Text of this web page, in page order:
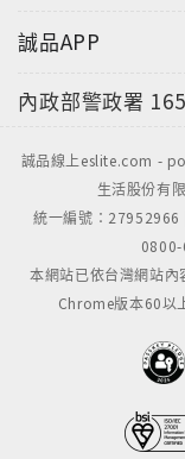
誠品APP
內政部警政署
誠品線上eslite.com -
生活股份有
統一編號：27952966
本網站已依台灣網站
Chrome版本60以